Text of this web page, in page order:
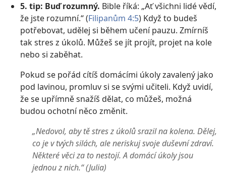
5. tip: Buď rozumný. Bible říká: „Ať všichni lidé vědí,
že jste rozumní.“ (Filipanům 4:5) Když to budeš
potřebovat, udělej si během učení pauzu. Zmírníš
tak stres z úkolů. Můžeš se jít projít, projet na kole
nebo si zaběhat.
Pokud se pořád cítíš domácími úkoly zavalený jako
pod lavinou, promluv si se svými učiteli. Když uvidí,
že se upřímně snažíš dělat, co můžeš, možná
budou ochotní něco změnit.
„Nedovol, aby tě stres z úkolů srazil na kolena. Dělej,
co je v tvých silách, ale neriskuj svoje duševní zdraví.
Některé věci za to nestojí. A domácí úkoly jsou
jednou z nich.“ (Julia)